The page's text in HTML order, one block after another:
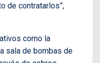
de contratarlos”,
como la
sala de bombas de